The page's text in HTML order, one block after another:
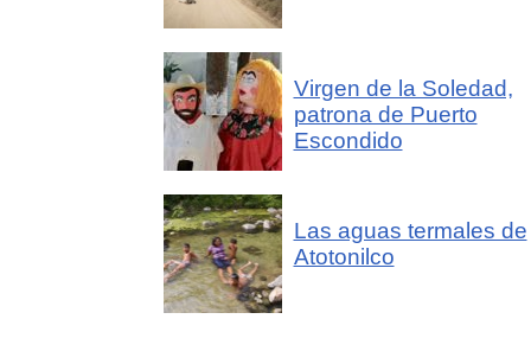
Virgen de la Soledad,
patrona de Puerto
Escondido
Las aguas termales de
Atotonilco